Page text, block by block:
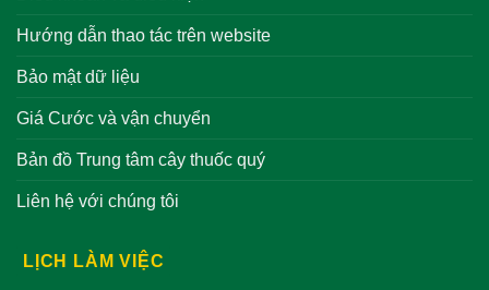
Hướng dẫn thao tác trên website
Bảo mật dữ liệu
Giá Cước và vận chuyển
Bản đồ Trung tâm cây thuốc quý
Liên hệ với chúng tôi
LỊCH LÀM VIỆC